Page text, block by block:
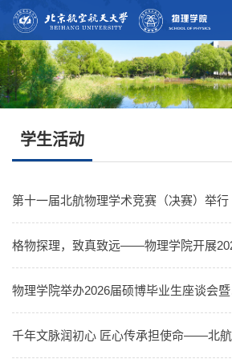
学生活动
第十一届北航物理学术竞赛（决赛）举行